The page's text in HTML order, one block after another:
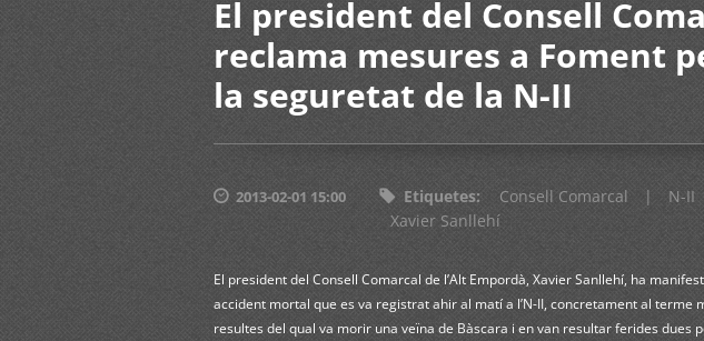
El president del Consell
reclama mesures a Foment
la seguretat de la N-II
2013-02-01 15:00 Etiquetes: Consell Comarcal | N-II
Xavier Sanllehí
El president del Consell Comarcal de l’Alt Empordà, Xavier Sanllehí, ha
accident mortal que es va registrat ahir al matí a l’N-II, concretament al terme
resultes del qual va morir una veïna de Bàscara i en van resultar ferides dues